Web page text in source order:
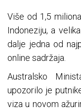
Više od 1,5
Indoneziju, a
dalje jedna od
online sadržaja.
Australsko
upozorilo je
viza u novom